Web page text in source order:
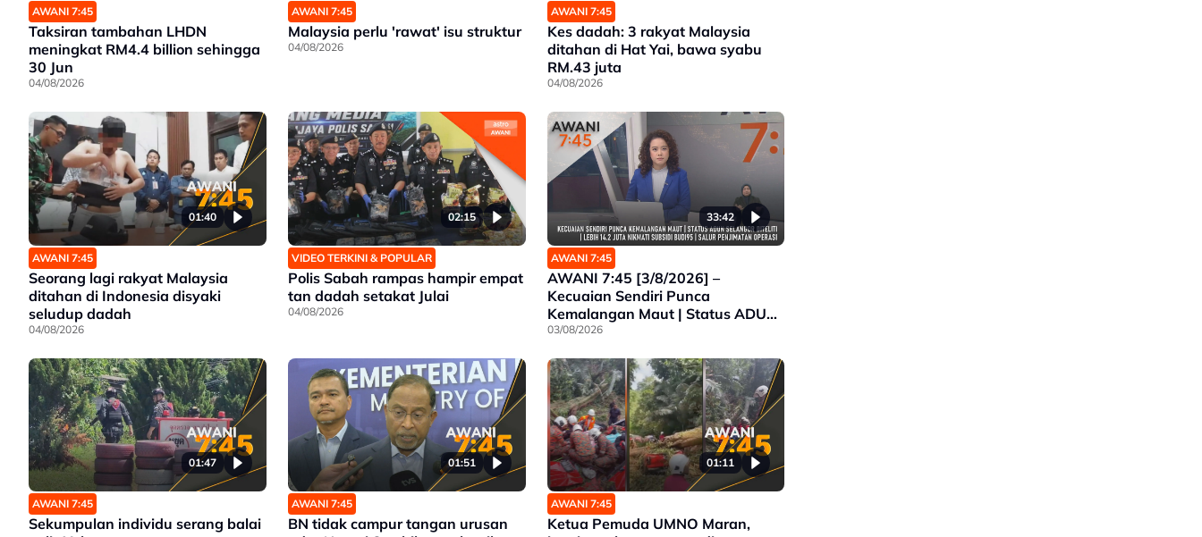
AWANI 7:45
Taksiran tambahan LHDN
meningkat RM4.4 billion sehingga
30 Jun
04/08/2026
AWANI 7:45
Malaysia perlu 'rawat' isu struktur
04/08/2026
AWANI 7:45
Kes dadah: 3 rakyat Malaysia
ditahan di Hat Yai, bawa syabu
RM.43 juta
04/08/2026
01:40
AWANI 7:45
Seorang lagi rakyat Malaysia
ditahan di Indonesia disyaki
seludup dadah
04/08/2026
02:15
VIDEO TERKINI & POPULAR
Polis Sabah rampas hampir empat
tan dadah setakat Julai
04/08/2026
33:42
AWANI 7:45
AWANI 7:45 [3/8/2026] –
Kecuaian Sendiri Punca
Kemalangan Maut | Status ADUN
Selangor Diteliti | Lebih 14.2 Juta
Penjimatan Operasi
03/08/2026
01:47
AWANI 7:45
Sekumpulan individu serang balai
01:51
AWANI 7:45
BN tidak campur tangan urusan
01:11
AWANI 7:45
Ketua Pemuda UMNO Maran,